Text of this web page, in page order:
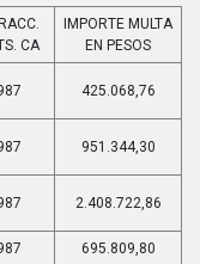
CA
IMPORTE MULTA
EN PESOS
425.068,76
951.344,30
2.408.722,86
695.809,80